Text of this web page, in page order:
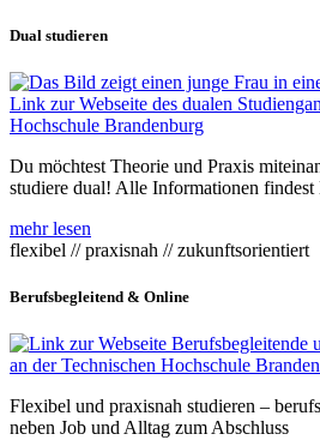
Dual studieren
Du möchtest Theorie und Praxis
studiere dual! Alle Informationen findest
mehr lesen
flexibel // praxisnah // zukunftsorientiert
Berufsbegleitend & Online
Flexibel und praxisnah studieren –
neben Job und Alltag zum Abschluss